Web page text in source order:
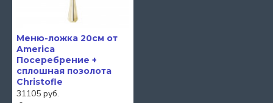
Меню-ложка 20см от
America
Посеребрение +
сплошная позолота
Christofle
31105 руб.